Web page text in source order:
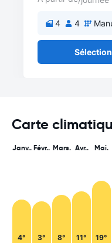
4 4
Carte
Janv..
4°
Févr..
3°
Mars.
8°
Avr..
11°
Mai.
19°